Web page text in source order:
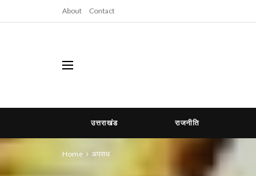
About Contact
उत्तराखंड राजनीति
Home अपराध